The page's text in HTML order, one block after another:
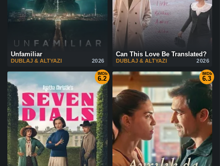
Unfamiliar
2026
DUBLAJ & ALTYAZI
Can This Love Be Translated?
2026
DUBLAJ & ALTYAZI
IMDb
6.2
IMDb
6.3